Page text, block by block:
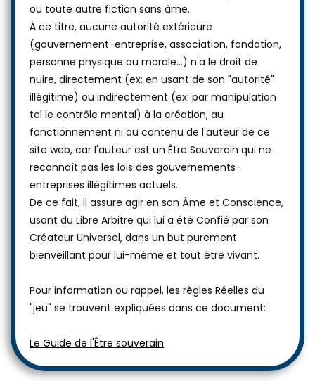
Souverain, et non d'un "citoyen", d'une "personne"
ou toute autre fiction sans âme.
À ce titre, aucune autorité extérieure
(gouvernement-entreprise, association, fondation,
personne physique ou morale...) n'a le droit de
nuire, directement (ex: en usant de son "autorité"
illégitime) ou indirectement (ex: par manipulation
tel le contrôle mental) à la création, au
fonctionnement ni au contenu de l'auteur de ce
site web, car l'auteur est un Être Souverain qui ne
reconnaît pas les lois des gouvernements-
entreprises illégitimes actuels.
De ce fait, il assure agir en son Âme et Conscience,
usant du Libre Arbitre qui lui a été Confié par son
Créateur Universel, dans un but purement
Pour information ou rappel, les règles Réelles du
Le Guide de l'Être souverain